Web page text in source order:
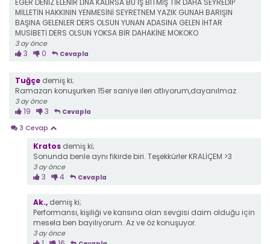
EGER DENİZ ELENİR LİNA KALIRSA BU İŞ BİTMİŞ TİR DAHA SEYREDİP
MİLLETİN HAKKININ YENMESİNİ SEYRETNEM YAZIK GUNAH BARIŞIN
BAŞINA GELENLER DERS OLSUN YUNAN ADASINA GELEN İHTAR
MUSİBETİ DERS OLSUN YOKSA BİR DAHAKİNE MOKOKO
3 ay önce
3 0 Cevapla
Tuğçe demiş ki;
Ramazan konuşurken 15er saniye ileri atlıyorum,dayanılmaz
3 ay önce
19 3 Cevapla
3 Cevap
Kratos demiş ki;
Sonunda benle aynı fikirde biri. Teşekkürler KRALİÇEM >3
3 ay önce
3 4 Cevapla
Ak., demiş ki;
Performansı, kişiliği ve karısına olan sevgisi daim olduğu için
mesela ben bayılıyorum. Az ve öz konuşuyor.
3 ay önce